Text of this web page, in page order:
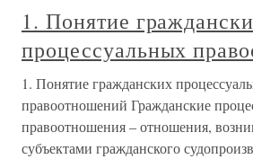
1. Понятие
процессуальных
1. Понятие гражданских
правоотношений Гражданские
правоотношения – отношения,
субъектами гражданского